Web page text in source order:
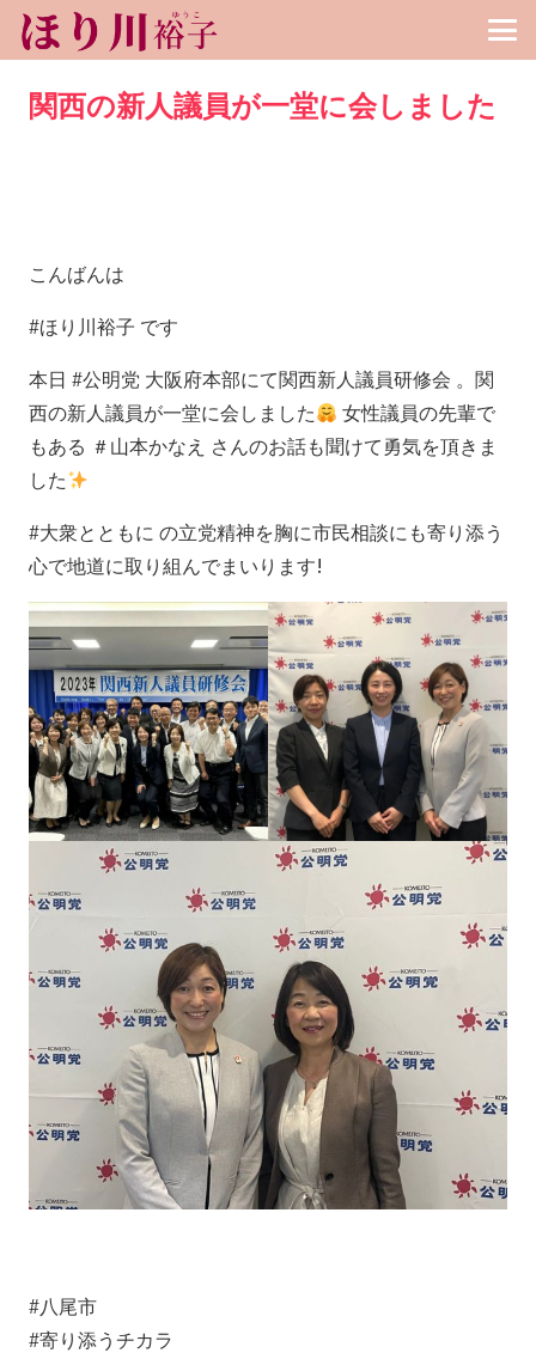
関西の新人議員が一堂に会しました
こんばんは
#ほり川裕子 です
本日 #公明党 大阪府本部にて関西新人議員研修会 。関
西の新人議員が一堂に会しました
女性議員の先輩で
もある ＃山本かなえ さんのお話も聞けて勇気を頂きま
した
#大衆とともに の立党精神を胸に市民相談にも寄り添う
心で地道に取り組んでまいります!
#八尾市
#寄り添うチカラ